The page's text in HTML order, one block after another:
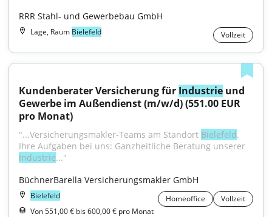
RRR Stahl- und Gewerbebau GmbH
Lage, Raum Bielefeld Vollzeit
Kundenberater Versicherung für Industrie und
Gewerbe im Außendienst (m/w/d) (551.00 EUR
pro Monat)
"...Versicherungsmakler-Teams am Standort Bielefeld.
Industrie..."
BüchnerBarella Versicherungsmakler GmbH
Bielefeld Homeoffice
Vollzeit
Von 551,00 € bis 600,00 € pro Monat